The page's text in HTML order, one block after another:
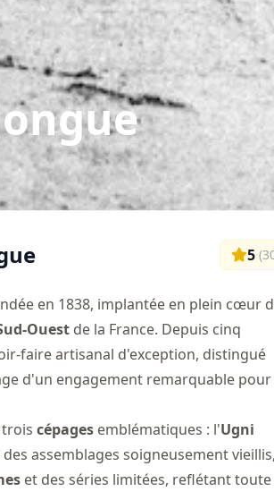
5 (
en 1838, implantée en plein cœur
Ouest de la France. Depuis cinq
faire artisanal d'exception, distingué
d'un engagement remarquable pour
cépages emblématiques : l'Ugni
assemblages soigneusement vieillis,
et des séries limitées, reflétant toute